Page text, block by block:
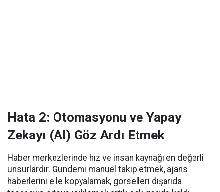
Hata 2: Otomasyonu ve Yapay
Zekayı (AI) Göz Ardı Etmek
Haber merkezlerinde hız ve insan kaynağı en değerli
unsurlardır. Gündemi manuel takip etmek, ajans
haberlerini elle kopyalamak, görselleri dışarıda